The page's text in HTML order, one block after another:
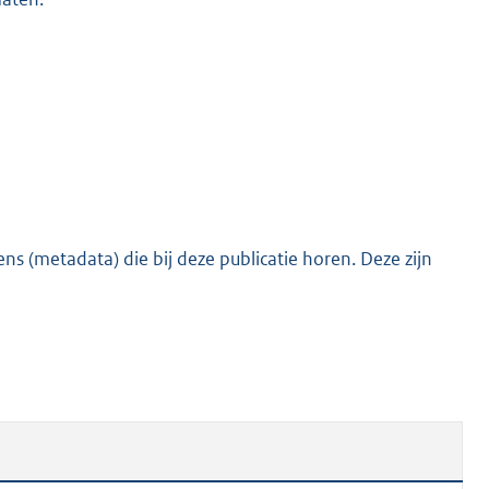
(metadata) die bij deze publicatie horen. Deze zijn